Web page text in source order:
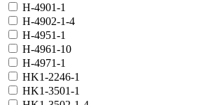
H-4901-1
H-4902-1-4
H-4951-1
H-4961-10
H-4971-1
HK1-2246-1
HK1-3501-1